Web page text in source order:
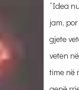
“Idea
jam,
gjete
veten
time në